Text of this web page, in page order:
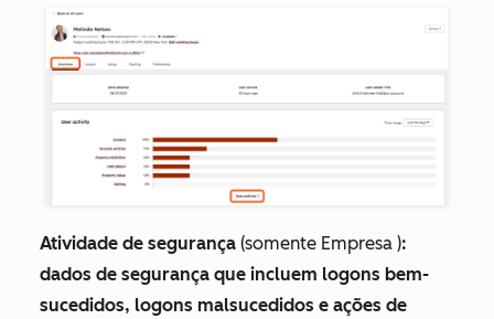
Atividade de segurança (somente Empresa ):
dados de segurança que incluem logons bem-
sucedidos, logons malsucedidos e ações de